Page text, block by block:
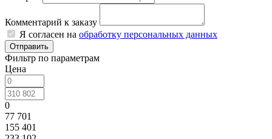
Комментарий к заказу
Я согласен на обработку персональных данных
Отправить
Фильтр по параметрам
Цена
0
77 701
155 401